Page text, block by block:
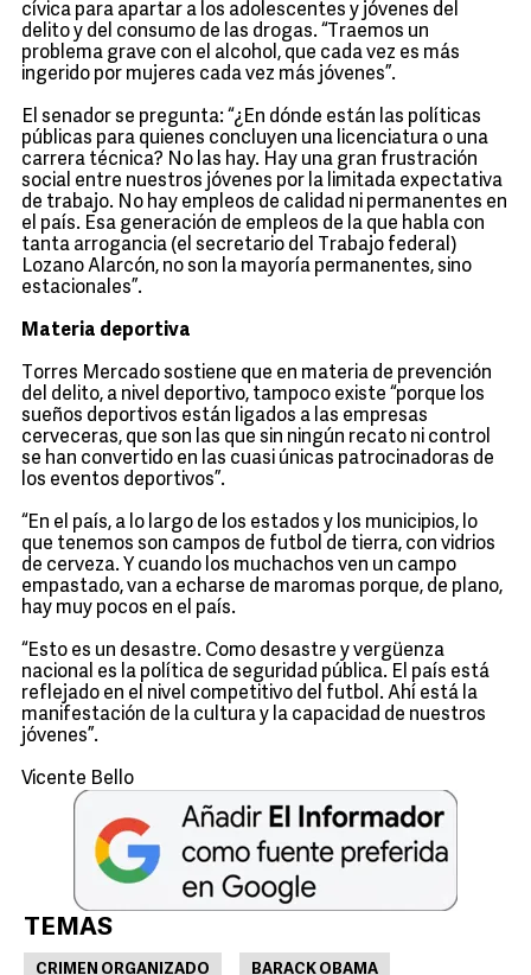
cívica para apartar a los adolescentes y jóvenes del
delito y del consumo de las drogas. “Traemos un
problema grave con el alcohol, que cada vez es más
ingerido por mujeres cada vez más jóvenes”.
El senador se pregunta: “¿En dónde están las políticas
públicas para quienes concluyen una licenciatura o una
carrera técnica? No las hay. Hay una gran frustración
social entre nuestros jóvenes por la limitada expectativa
de trabajo. No hay empleos de calidad ni permanentes en
el país. Esa generación de empleos de la que habla con
tanta arrogancia (el secretario del Trabajo federal)
Lozano Alarcón, no son la mayoría permanentes, sino
estacionales”.
Materia deportiva
Torres Mercado sostiene que en materia de prevención
del delito, a nivel deportivo, tampoco existe “porque los
sueños deportivos están ligados a las empresas
cerveceras, que son las que sin ningún recato ni control
se han convertido en las cuasi únicas patrocinadoras de
los eventos deportivos”.
“En el país, a lo largo de los estados y los municipios, lo
que tenemos son campos de futbol de tierra, con vidrios
de cerveza. Y cuando los muchachos ven un campo
empastado, van a echarse de maromas porque, de plano,
hay muy pocos en el país.
“Esto es un desastre. Como desastre y vergüenza
nacional es la política de seguridad pública. El país está
reflejado en el nivel competitivo del futbol. Ahí está la
manifestación de la cultura y la capacidad de nuestros
jóvenes”.
Vicente Bello
TEMAS
CRIMEN ORGANIZADO BARACK OBAMA